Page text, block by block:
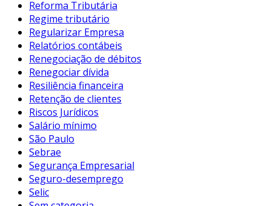
Reforma Tributária
Regime tributário
Regularizar Empresa
Relatórios contábeis
Renegociação de débitos
Renegociar dívida
Resiliência financeira
Retenção de clientes
Riscos Jurídicos
Salário mínimo
São Paulo
Sebrae
Segurança Empresarial
Seguro-desemprego
Selic